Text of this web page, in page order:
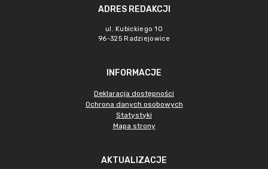
ADRES REDAKCJI
ul. Kubickiego 10
96-325 Radziejowice
INFORMACJE
Deklaracja dostępności
Ochrona danych osobowych
Statystyki
Mapa strony
AKTUALIZACJE